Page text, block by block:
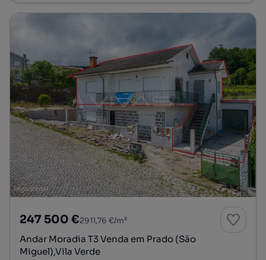
247 500 €2911,76 €/m²
Andar Moradia T3 Venda em Prado (São
Miguel),Vila Verde